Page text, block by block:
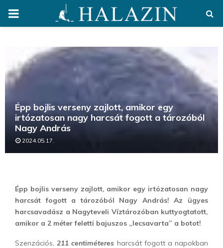
PRIMARY
Épp bojlis verseny zajlott, amikor egy
irtózatosan nagy harcsát fogott a tározóból
Nagy András
2024.05.17.
Épp bojlis verseny zajlott, amikor egy irtózatosan nagy
harcsát fogott a tározóból Nagy András! Az ügyes
harcsavadász a Nagyteveli Víztározóban kuttyogtatott,
amikor a 2 méter feletti bajuszos „lecsavarta” a botot!
Szenzációs,211 centiméteres harcsát fogott a napokban